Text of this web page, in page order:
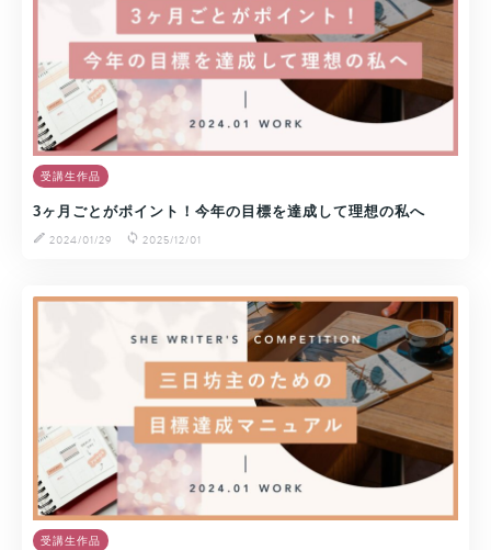
受講生作品
3ヶ月ごとがポイント！今年の目標を達成して理想の私へ
2024/01/29
2025/12/01
受講生作品